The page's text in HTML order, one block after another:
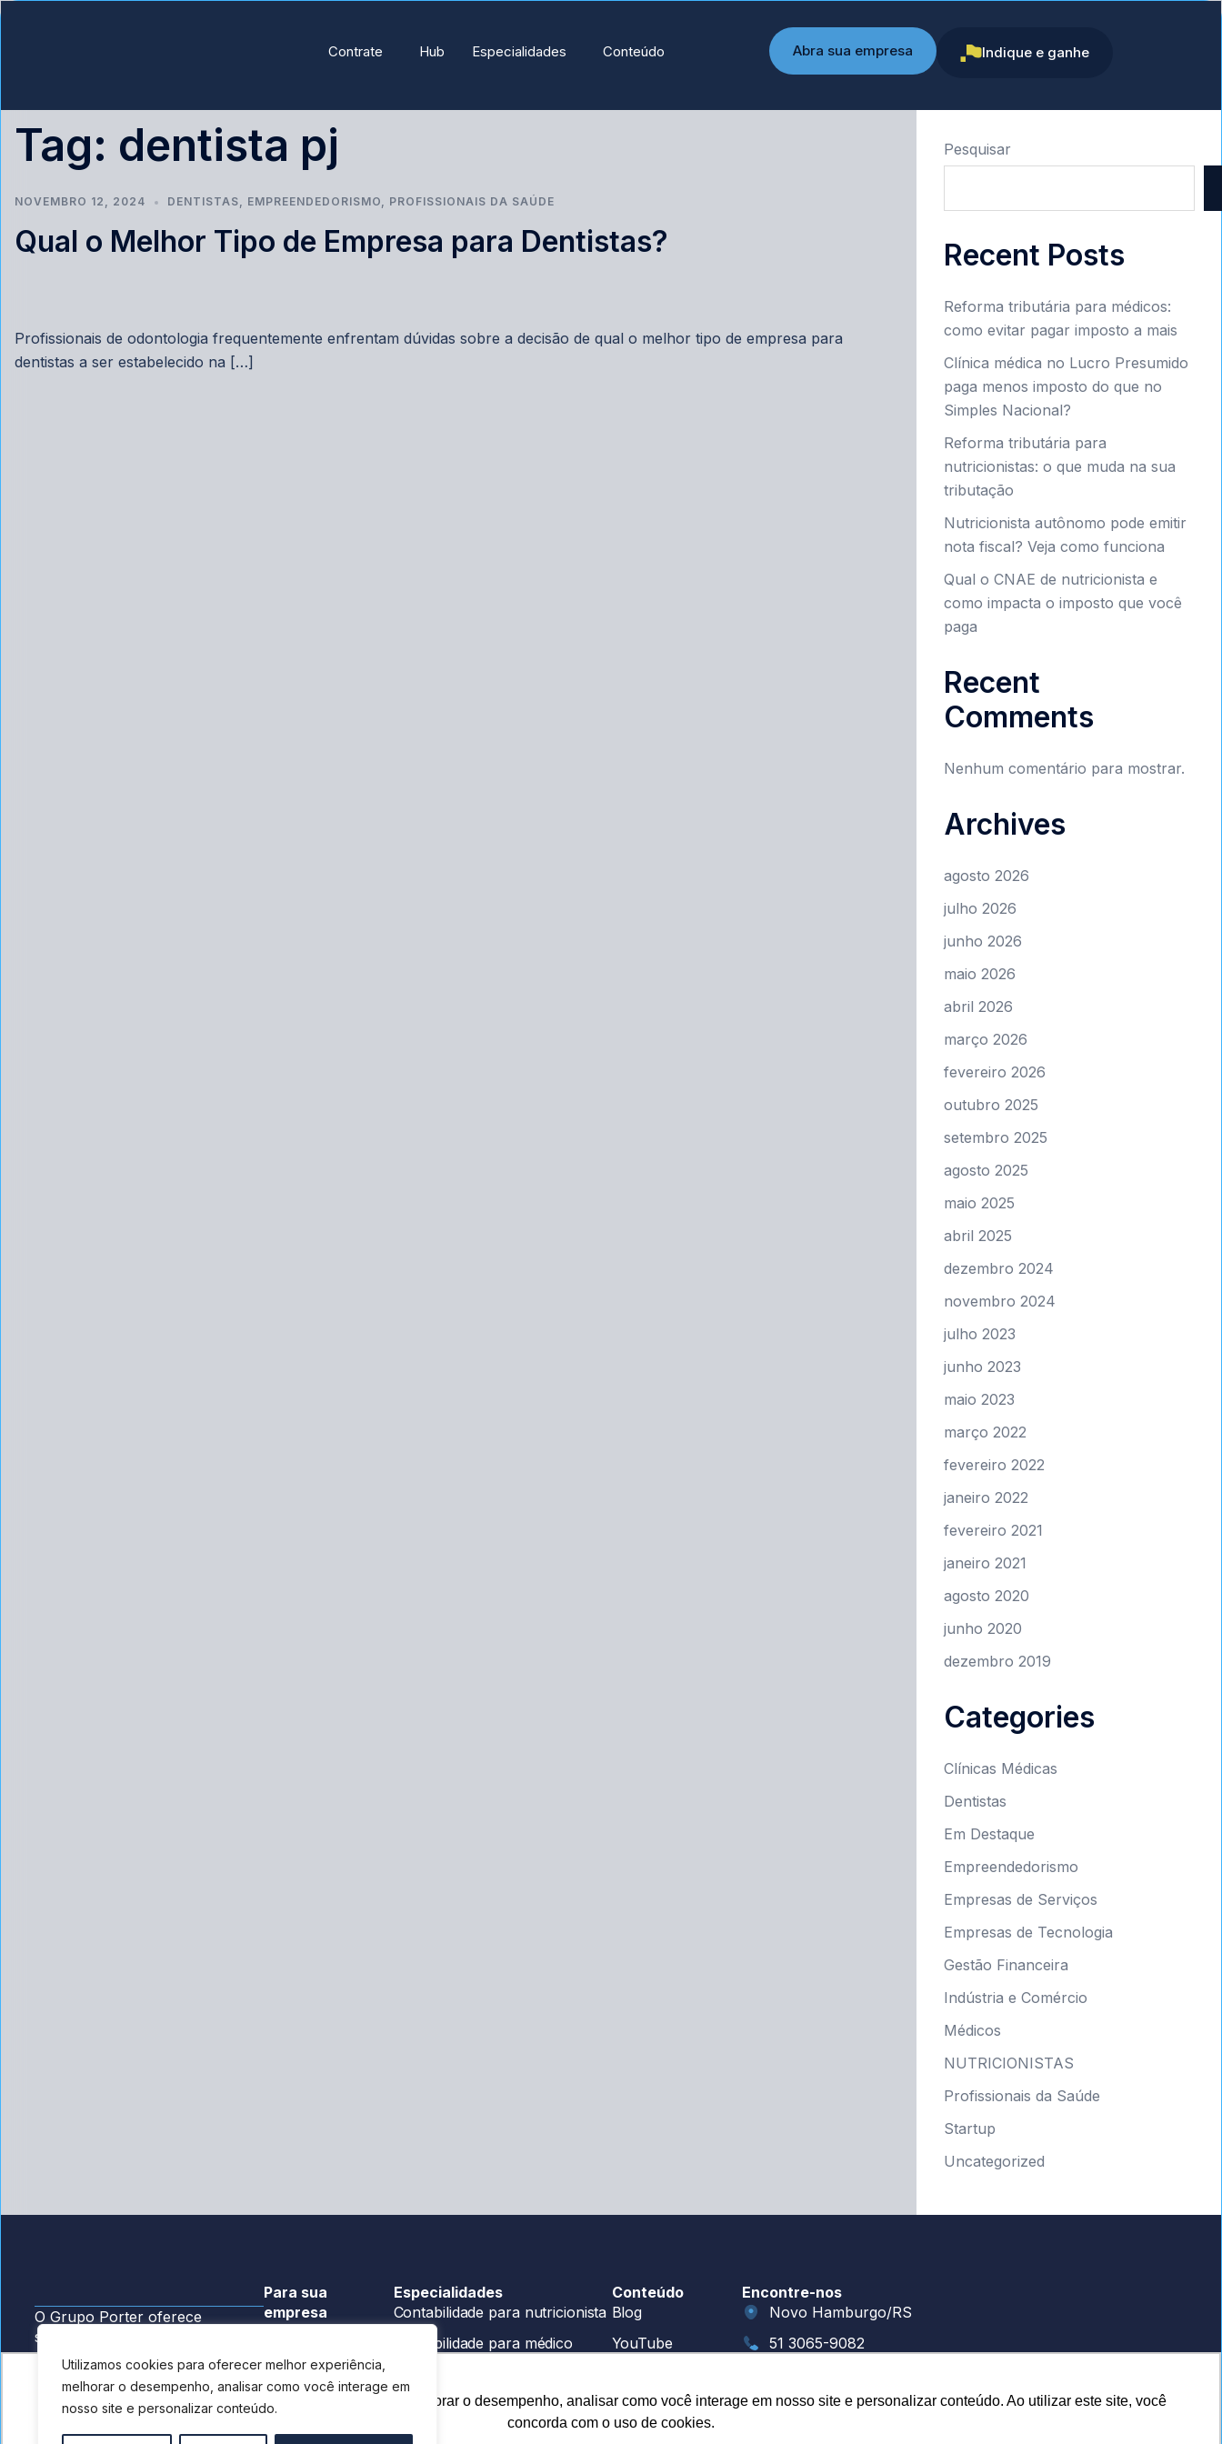
Utilizamos cookies para oferecer melhor experiência, melhorar o desempenho, analisar como você interage em nosso site e personalizar conteúdo. Ao utilizar este site, você
concorda com o uso de cookies.
Utilizamos cookies para oferecer melhor experiência,
melhorar o desempenho, analisar como você interage em
nosso site e personalizar conteúdo.
Contrate Hub Especialidades Conteúdo Abra sua empresa Indique e ganhe
Tag: dentista pj
NOVEMBRO 12, 2024 DENTISTAS, EMPREENDEDORISMO, PROFISSIONAIS DA SAÚDE
Qual o Melhor Tipo de Empresa para Dentistas?
Profissionais de odontologia frequentemente enfrentam dúvidas sobre a decisão de qual o melhor tipo de empresa para
dentistas a ser estabelecido na […]
Pesquisar
Recent Posts
Reforma tributária para médicos:
como evitar pagar imposto a mais
Clínica médica no Lucro Presumido
paga menos imposto do que no
Simples Nacional?
Reforma tributária para
nutricionistas: o que muda na sua
tributação
Nutricionista autônomo pode emitir
nota fiscal? Veja como funciona
Qual o CNAE de nutricionista e
como impacta o imposto que você
paga
Recent
Comments
Nenhum comentário para mostrar.
Archives
agosto 2026
julho 2026
junho 2026
maio 2026
abril 2026
março 2026
fevereiro 2026
outubro 2025
setembro 2025
agosto 2025
maio 2025
abril 2025
dezembro 2024
novembro 2024
julho 2023
junho 2023
maio 2023
março 2022
fevereiro 2022
janeiro 2022
fevereiro 2021
janeiro 2021
agosto 2020
junho 2020
dezembro 2019
Categories
Clínicas Médicas
Dentistas
Em Destaque
Empreendedorismo
Empresas de Serviços
Empresas de Tecnologia
Gestão Financeira
Indústria e Comércio
Médicos
NUTRICIONISTAS
Profissionais da Saúde
Startup
Uncategorized
O Grupo Porter oferece
soluções contábeis, financeiras
e consultivas para ajudar
empresas a crescerem de forma
estratégica e eficiente.
CRC/RS 008361/O
Para sua
empresa
Contrate
Ecossistema
Especialidades
Contabilidade para nutricionista
Contabilidade para médico
Contabilidade para clínicas
Gestão financeira para pessoa
Conteúdo
Blog
YouTube
Nutri Regular
Encontre-nos
Novo Hamburgo/RS
51 3065-9082
oi@grupoporter.com.br